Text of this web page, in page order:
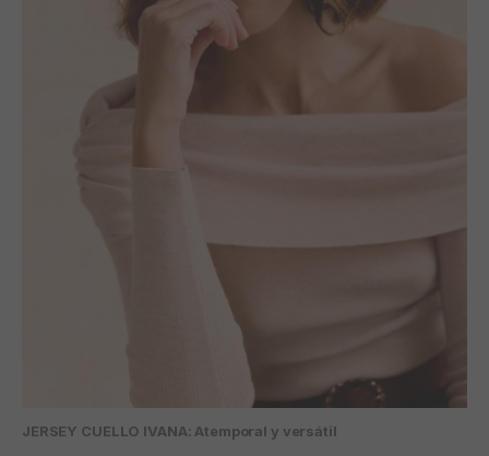
JERSEY CUELLO IVANA: Atemporal y versátil